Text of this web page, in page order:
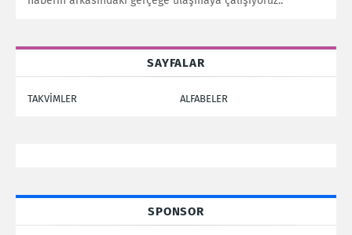
SAYFALAR
TAKVİMLER ALFABELER
SPONSOR